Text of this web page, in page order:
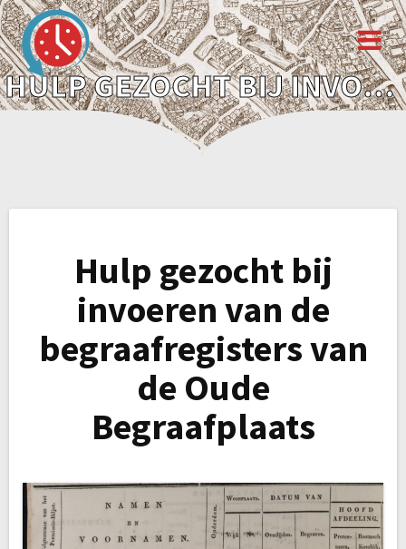
HULP GEZOCHT BIJ INVOEREN VAN DE BEGRAAFREGISTERS VAN DE OUDE BEGRAAFPLAATS
Hulp gezocht bij
invoeren van de
begraafregisters van
de Oude
Begraafplaats
Bericht
navigatie